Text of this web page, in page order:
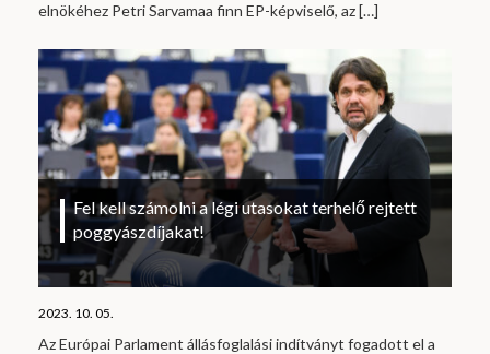
elnökéhez Petri Sarvamaa finn EP-képviselő, az[…]
Fel kell számolni a légi utasokat terhelő rejtett
poggyászdíjakat!
2023. 10. 05.
Az Európai Parlament állásfoglalási indítványt fogadott el a